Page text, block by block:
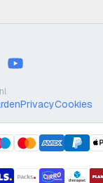
youtube
PrivacyCookies